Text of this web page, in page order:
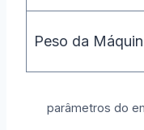
Peso da
parâmetros do